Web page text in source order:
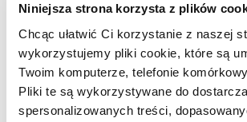
Niniejsza strona korzysta z plików
Chcąc ułatwić Ci korzystanie z naszej
wykorzystujemy pliki cookie, które są
Twoim komputerze, telefonie
Pliki te są wykorzystywane do
spersonalizowanych treści,
Strona główna Na żywo
NATO
bezpieczeństwa dla Ukrainy. Tajna narada w